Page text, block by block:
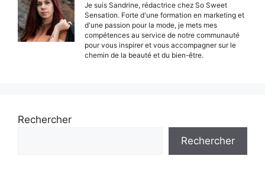
Je suis Sandrine, rédactrice chez So Sweet
Sensation. Forte d'une formation en marketing et
d'une passion pour la mode, je mets mes
compétences au service de notre communauté
pour vous inspirer et vous accompagner sur le
chemin de la beauté et du bien-être.
Rechercher
Rechercher